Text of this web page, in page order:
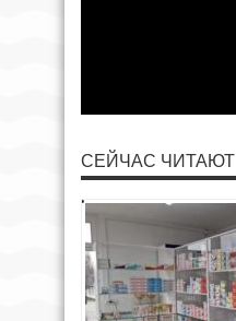
СЕЙЧАС ЧИТАЮТ